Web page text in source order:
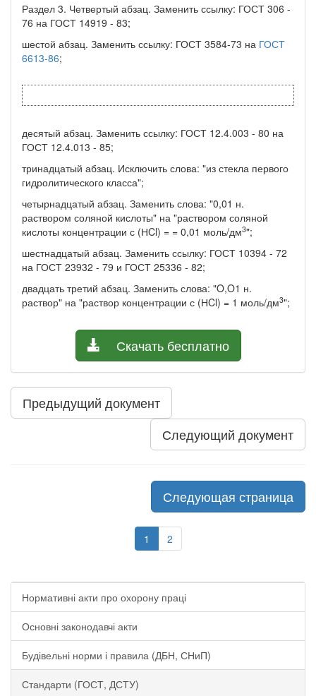
Раздел 3. Четвертый абзац. Заменить ссылку: ГОСТ 306 -
76 на ГОСТ 14919 - 83;
шестой абзац. Заменить ссылку: ГОСТ 3584-73 на ГОСТ
6613-86;
десятый абзац. Заменить ссылку: ГОСТ 12.4.003 - 80 на
ГОСТ 12.4.013 - 85;
тринадцатый абзац. Исключить слова: "из стекла первого
гидролитического класса";
четырнадцатый абзац. Заменить слова: "0,01 н.
раствором соляной кислоты" на "раствором соляной
кислоты концентрации с (НCl) = = 0,01 моль/дм3";
шестнадцатый абзац. Заменить ссылку: ГОСТ 10394 - 72
на ГОСТ 23932 - 79 и ГОСТ 25336 - 82;
двадцать третий абзац. Заменить слова: "O,O1 н.
раствор" на "раствор концентрации с (НCl) = 1 моль/дм3";
Скачать бесплатно
Предыдущий документ
Следующий документ
Следующая страница
1 2
Нормативні акти про охорону праці
Основні законодавчі акти
Будівельні норми і правила (ДБН, СНиП)
Стандарти (ГОСТ, ДСТУ)